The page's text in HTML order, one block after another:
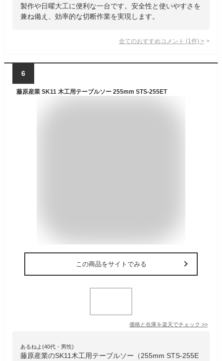
製作や日曜大工に便利な一台です。安全性と使いやすさを
兼ね備え、効率的な切断作業を実現します。
全てのおすすめコメント (1 件) >
6
藤原産業 SK11 木工用テーブルソー 255mm STS-255ET
この商品をサイトでみる
価格と在庫を楽天でチェック >>
あるねよ(40代・男性)
藤原産業のSK11木工用テーブルソー（255mm STS-255E